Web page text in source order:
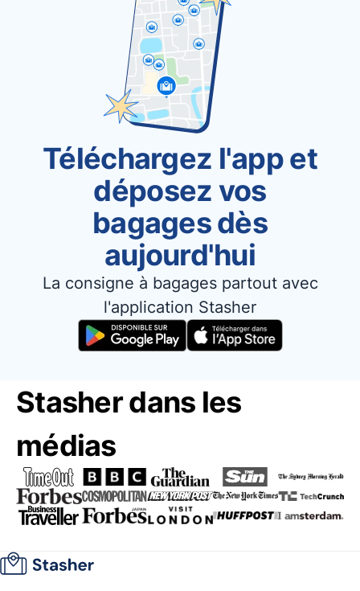
Téléchargez l'app et
déposez vos
bagages dès
aujourd'hui
La consigne à bagages partout avec
l'application Stasher
Stasher dans les
médias